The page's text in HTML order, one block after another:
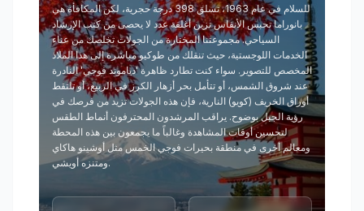
للسلام في عام 1963، تسلق 398 درجة حجرية، لكن المكافأة هي
بانوراما تحبس الأنفاس تزين أغلفة عدد لا يحصى من كتب الإرشاد
السياحي. مجموعتنا المختارة من الجولات تخلصك من عناء
الخدمات اللوجستية، حيث تنقلك من طوكيو مباشرة إلى هذا الملاذ
المخصص للتصوير. سواء كنت تطارد ظاهرة 'دياموند فوجي' النادرة
عند شروق الشمس، أو تتأمل بحر أزهار الكرز في الربيع، أو تلتقط
أوراق الخريف (كويو) النارية، فإن هذه الجولات تزيد من فرصك في
رؤية الجبل بوضوح. يراقب المرشدون المحترفون أنماط الطقس
لتحسين أوقات المشاهدة وغالباً ما يجمعون بين هذه المحطة
ومعالم أخرى في منطقة بحيرات فوجي الخمس مثل أوشينو هاكاي
ومتنزه أويشي.